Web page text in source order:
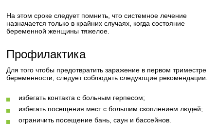
На этом сроке следует помнить, что системное лечение
назначается только в крайних случаях, когда состояние
беременной женщины тяжелое.
Профилактика
Для того чтобы предотвратить заражение в первом триместре
беременности, следует соблюдать следующие рекомендации:
избегать контакта с больным герпесом;
избегать посещения мест с большим скоплением людей;
ограничить посещение бань, саун и бассейнов.